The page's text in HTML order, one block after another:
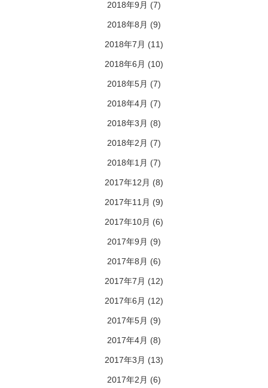
2018年9月 (7)
2018年8月 (9)
2018年7月 (11)
2018年6月 (10)
2018年5月 (7)
2018年4月 (7)
2018年3月 (8)
2018年2月 (7)
2018年1月 (7)
2017年12月 (8)
2017年11月 (9)
2017年10月 (6)
2017年9月 (9)
2017年8月 (6)
2017年7月 (12)
2017年6月 (12)
2017年5月 (9)
2017年4月 (8)
2017年3月 (13)
2017年2月 (6)